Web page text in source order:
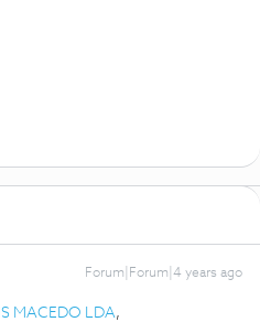
Forum|Forum|4 years ago
MACEDO LDA,